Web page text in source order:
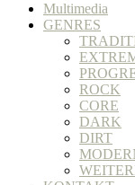
Multimedia
GENRES
ROCK
CORE
DARK
DIRT